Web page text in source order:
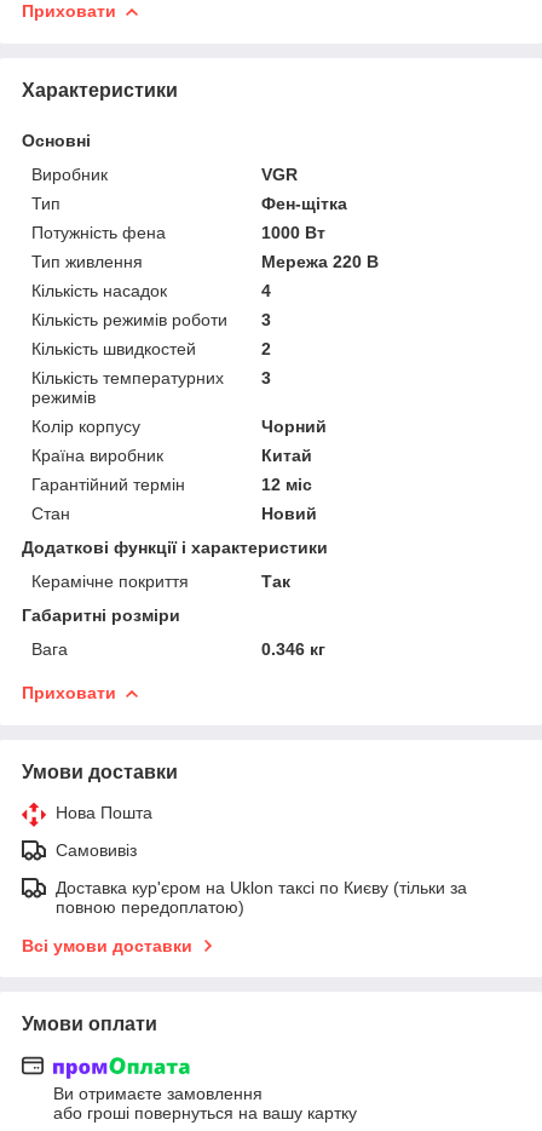
Приховати
Характеристики
Основні
Виробник
VGR
Тип
Фен-щітка
Потужність фена
1000 Вт
Тип живлення
Мережа 220 В
Кількість насадок
4
Кількість режимів роботи
3
Кількість швидкостей
2
Кількість температурних
режимів
3
Колір корпусу
Чорний
Країна виробник
Китай
Гарантійний термін
12 міс
Стан
Новий
Додаткові функції і характеристики
Керамічне покриття
Так
Габаритні розміри
Вага
0.346 кг
Приховати
Умови доставки
Нова Пошта
Самовивіз
Доставка кур'єром на Uklon таксі по Києву (тільки за
повною передоплатою)
Всі умови доставки
Умови оплати
Ви отримаєте замовлення
або гроші повернуться на вашу картку